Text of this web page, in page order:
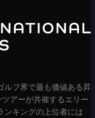
ルフ界で最も価値ある昇
アーが共催するエリー
ンキングの上位者には